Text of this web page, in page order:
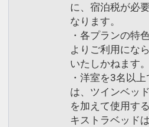
●愛媛県総合科学博物
で約２０分
●マイントピア別子 ホ
設定期間：2026年4月
インターネットコース
に、宿泊税が必
なります。
・各プランの特
よりご利用にな
いたしかねます。
・洋室を3名以
は、ツインベッ
を加えて使用す
キストラベッド